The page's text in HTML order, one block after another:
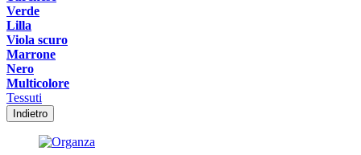
Verde
Lilla
Viola scuro
Marrone
Nero
Multicolore
Tessuti
Indietro